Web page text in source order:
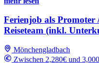
Ferienjob als
Reiseteam (inkl.
Mönchengladbach
Zwischen 2,280€ und